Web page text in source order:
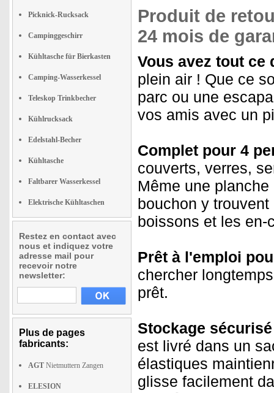
Picknick-Rucksack
Campinggeschirr
Kühltasche für Bierkasten
Camping-Wasserkessel
Teleskop Trinkbecher
Kühlrucksack
Edelstahl-Becher
Kühltasche
Faltbarer Wasserkessel
Elektrische Kühltaschen
Restez en contact avec
nous et indiquez votre
adresse mail pour
recevoir notre
newsletter:
Plus de pages
fabricants:
AGT Nietmuttern Zangen
ELESION
Produit de
24 mois de
Vous avez tout ce
plein air ! Que ce
parc ou une
vos amis avec un
Complet pour 4
couverts, verres,
Même une
bouchon y
boissons et les en-
Prêt à l'emploi
chercher
prêt.
Stockage
est livré dans un
élastiques
glisse facilement